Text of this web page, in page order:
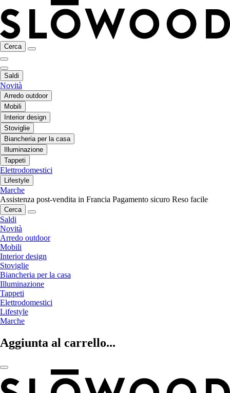
Cerca
Saldi
Novità
Arredo outdoor
Mobili
Interior design
Stoviglie
Biancheria per la casa
Illuminazione
Tappeti
Elettrodomestici
Lifestyle
Marche
Assistenza post-vendita in Francia Pagamento sicuro Reso facile
Cerca
Saldi
Novità
Arredo outdoor
Mobili
Interior design
Stoviglie
Biancheria per la casa
Illuminazione
Tappeti
Elettrodomestici
Lifestyle
Marche
Aggiunta al carrello...